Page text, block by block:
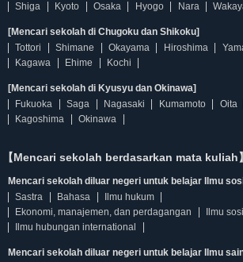
Shiga
Kyoto Osaka Hyogo Nara
[Mencari sekolah di Chugoku dan Shikoku]
Tottori
Shimane Okayama Hiroshima
Kagawa
Ehime Kochi
[Mencari sekolah di Kyusyu dan Okinawa]
Fukuoka
Saga Nagasaki Kumamoto Oita
Kagoshima
Okinawa
【Mencari sekolah berdasarkan mata kuliah】
Mencari sekolah diluar negeri untuk belajar Ilmu
Sastra
Bahasa
Ilmu hukum
Ekonomi, manajemen, dan perdagangan
Ilmu
Ilmu hubungan international
Mencari sekolah diluar negeri untuk belajar Ilmu